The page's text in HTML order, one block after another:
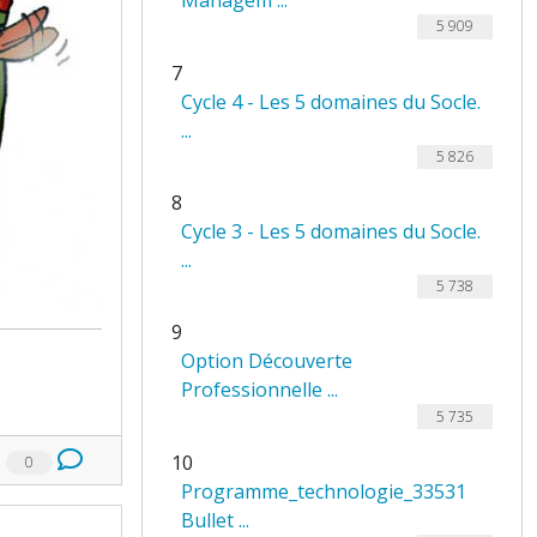
0
5 909
7
Cycle 4 - Les 5 domaines du Socle.
...
5 826
8
Cycle 3 - Les 5 domaines du Socle.
...
5 738
9
Option Découverte
Professionnelle ...
5 735
10
Programme_technologie_33531
Bullet ...